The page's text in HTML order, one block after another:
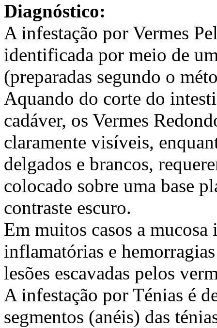
Diagnóstico:
A infestação por Vermes
identificada por meio de
(preparadas segundo o
Aquando do corte do
cadáver, os Vermes
claramente visíveis,
delgados e brancos,
colocado sobre uma base
contraste escuro.
Em muitos casos a
inflamatórias e
lesões escavadas pelos
A infestação por Ténias é
segmentos (anéis) das